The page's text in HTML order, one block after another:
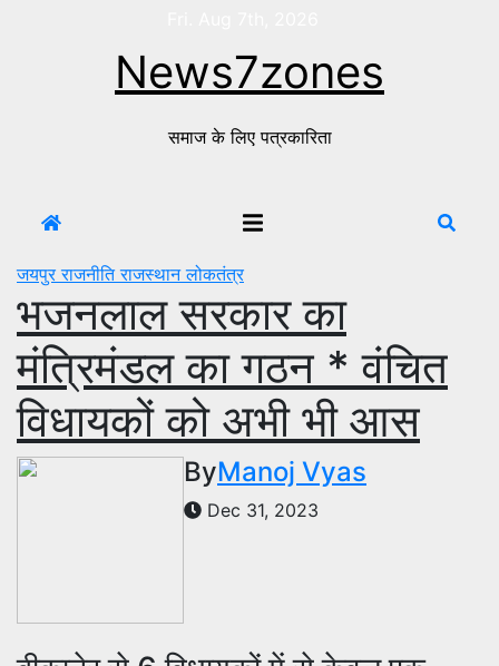
News7zones
समाज के लिए पत्रकारिता
जयपुरराजनीतिराजस्थानलोकतंत्र
भजनलाल सरकार का
मंत्रिमंडल का गठन * वंचित
विधायकों को अभी भी आस
ByManoj Vyas
Dec 31, 2023